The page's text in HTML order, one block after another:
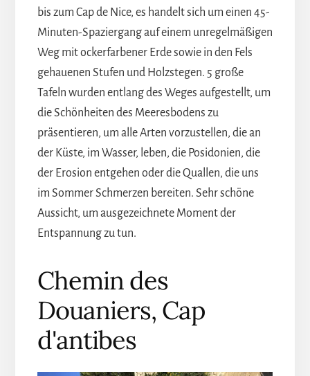
bis zum Cap de Nice, es handelt sich um einen 45-
Minuten-Spaziergang auf einem unregelmäßigen
Weg mit ockerfarbener Erde sowie in den Fels
gehauenen Stufen und Holzstegen. 5 große
Tafeln wurden entlang des Weges aufgestellt, um
die Schönheiten des Meeresbodens zu
präsentieren, um alle Arten vorzustellen, die an
der Küste, im Wasser, leben, die Posidonien, die
der Erosion entgehen oder die Quallen, die uns
im Sommer Schmerzen bereiten. Sehr schöne
Aussicht, um ausgezeichnete Moment der
Entspannung zu tun.
Chemin des
Douaniers, Cap
d'antibes